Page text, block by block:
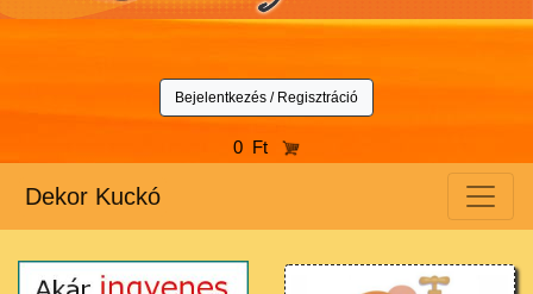
Bejelentkezés / Regisztráció
0 Ft
Dekor Kuckó